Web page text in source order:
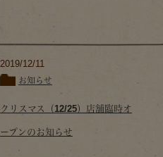
2019/12/11
お知らせ
クリスマス（12/25）店舗臨時オ
ープンのお知らせ